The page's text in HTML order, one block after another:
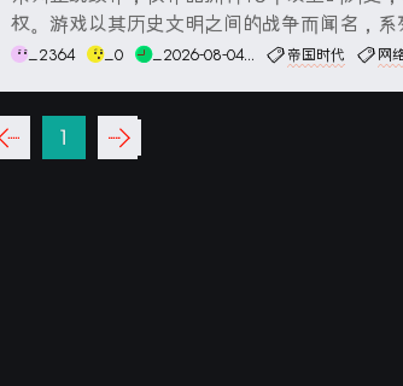
权。游戏以其历史文明之间的战争而闻名，
期，甚至包括一个探索传奇生物和神话的故事
eron G4920 或 AMD A...
_2364 _0 _2026-08-04... 帝国时代 网
‹‹ 1 ››